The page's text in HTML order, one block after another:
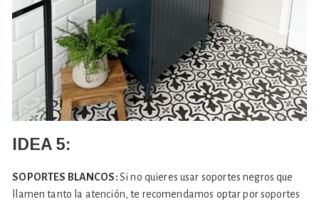
IDEA 5:
SOPORTES BLANCOS:Si no quieres usar soportes negros que
llamen tanto la atención, te recomendamos optar por soportes